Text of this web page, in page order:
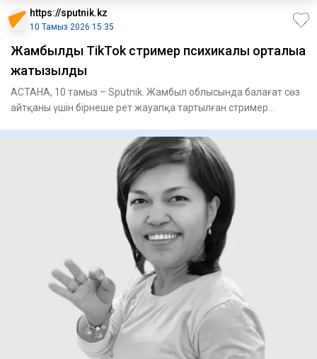
https://sputnik.kz
10 Тамыз 2026 15:35
Жамбылдық TikTok стример психикалық орталыққа
жатқызылды
АСТАНА, 10 тамыз – Sputnik. Жамбыл облысында балағат сөз
айтқаны үшін бірнеше рет жауапқа тартылған стример